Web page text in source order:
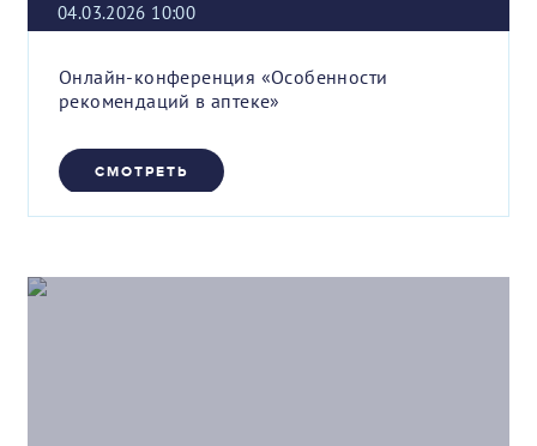
04.03.2026 10:00
Онлайн-конференция «Особенности
рекомендаций в аптеке»
СМОТРЕТЬ